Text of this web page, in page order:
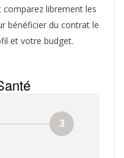
comparez librement les
bénéficier du contrat le
et votre budget.